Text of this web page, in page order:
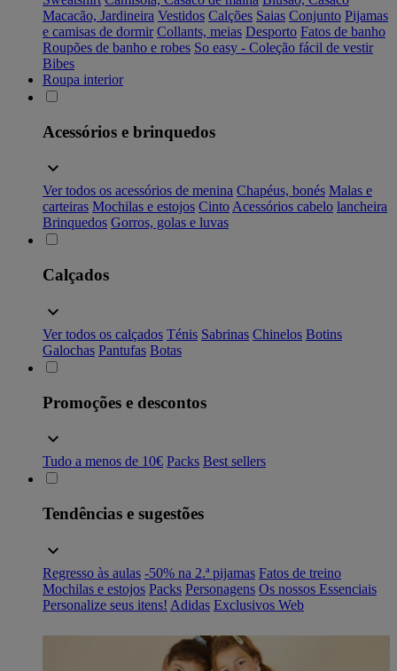
Macacão, Jardineira Vestidos Calções Saias Conjunto Pijamas
e camisas de dormir Collants, meias Desporto Fatos de banho
Roupões de banho e robes So easy - Coleção fácil de vestir
Bibes
Roupa interior
Acessórios e brinquedos
Ver todos os acessórios de menina Chapéus, bonés Malas e
carteiras Mochilas e estojos Cinto Acessórios cabelo lancheira
Brinquedos Gorros, golas e luvas
Calçados
Ver todos os calçados Ténis Sabrinas Chinelos Botins
Galochas Pantufas Botas
Promoções e descontos
Tudo a menos de 10€ Packs Best sellers
Tendências e sugestões
Regresso às aulas -50% na 2.ª pijamas Fatos de treino
Mochilas e estojos Packs Personagens Os nossos Essenciais
Personalize seus itens! Adidas Exclusivos Web